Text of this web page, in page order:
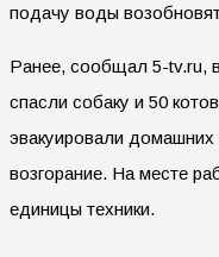
подачу воды
Ранее, сообщал 5-tv.ru,
спасли собаку и 50
эвакуировали
возгорание. На месте
единицы техники.